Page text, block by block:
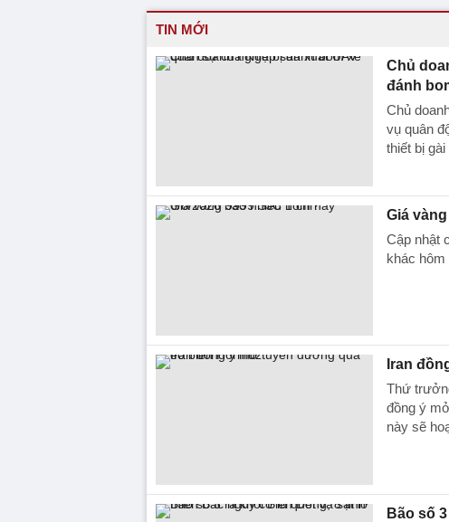
TIN MỚI
Chủ
đánh
Chủ
vụ quân
thiết bị
Giá
Cập nhật
khác hôm
Iran
Thứ
đồng ý
này sẽ
Bão số